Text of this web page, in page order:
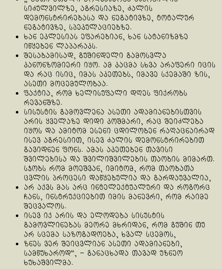
სიძულვილზე, აგრესიაზე, ძალის
დემონსტრირებასა და ნეგატივზე, ტოტალურ
ნეგატივზე, სპეკულაციებზე.
ხან ეკლესიას ეფარებიან, ხან სატანიზმზე
იწყებენ ლაპარაკს.
შესაბამისად, გუშინდელი გამოსვლა
კანონზომიერი იყო. ამ კაცმა სხვა არაფერი იცის
და რაც ისიც, იმას აკეთებს, იმავე სქემაში ზის,
ასეთი მოცემულობაა.
ფაქტია, რომ ხელისუფალი დღეს ფიქრობს
რევანშზე.
სისუსტის გამოვლენა ასეთი ადამიანებისთვის
არის ყველაზე დიდი კოშმარი, რაც შეიძლება
იყოს და ამიტომ ესენი ცდილობენ რაღაცნაირად
ისევ აგრესიით, ისევ ძალის დემონსტრირებით
გავიდნენ ფონს. ამას აკეთებენ თავისი
შვილებისა და შვილიშვილების თაობის მიმართ.
სჯობს რომ მოეშვან, იმიტომ, რომ თაობათა
ცვლის პროცესი დაწყებულია და გარდაუვალია,
არ აქვს მას არც ინტელექტუალური და როგორც
ჩანს, ინსტრუქციებით იმის მანევრი, რომ რაიმე
შეცვალოს.
ისევ იქ არის და ელოდება სისუსტის
გამოვლინებას მეორე მხრიდან, რომ გუშინ თუ
არ სცემა საზოგადოება, ხვალ სცემოს,
ზნეს ვერ შეიცვლიან ასეთი ადამიანები,
სამწუხაროდ“, – განაცხადა თავად უზნეო
ხუხაშვილმა.